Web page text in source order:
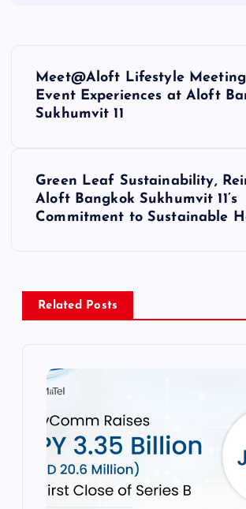
v
Meet@Aloft Lifestyle
Event Experiences at Aloft
Sukhumvit 11
Green Leaf Sustainability,
Aloft Bangkok Sukhumvit 11’s
Commitment to Sustainable
Related Posts